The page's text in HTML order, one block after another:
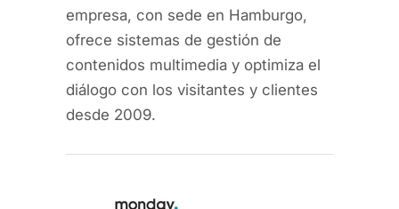
empresa, con sede en Hamburgo,
ofrece sistemas de gestión de
contenidos multimedia y optimiza el
diálogo con los visitantes y clientes
desde 2009.